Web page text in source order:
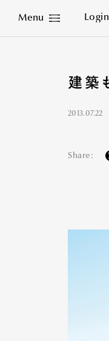
Menu Login
Close
建築
2013.07.22
Share: